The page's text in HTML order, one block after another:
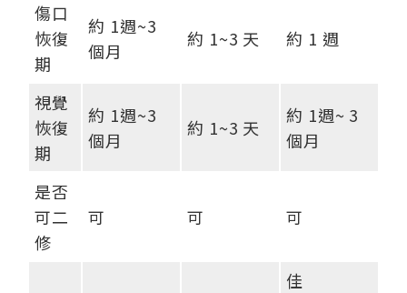
傷口
恢復
期
約 1週~3
個月
約 1~3 天 約 1 週
視覺
恢復
期
約 1週~3
個月
約 1~3 天
約 1週~ 3
個月
是否
可二
修
可 可 可
佳